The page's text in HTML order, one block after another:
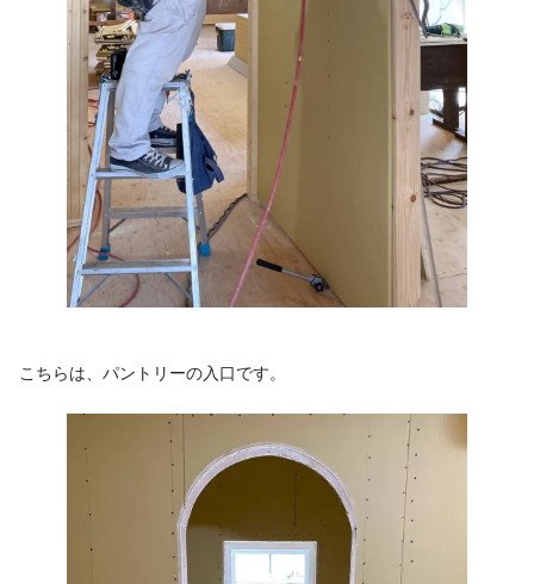
こちらは、パントリーの入口です。